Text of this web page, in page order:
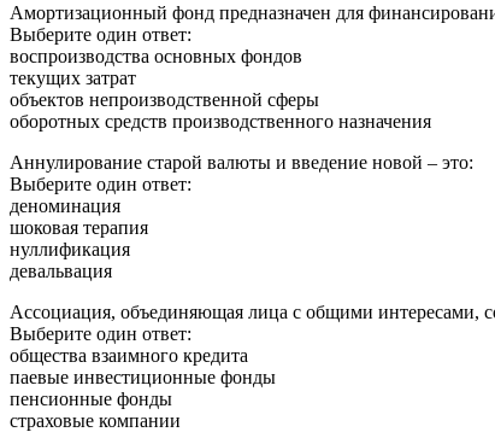
Амортизационный фонд предназначен для
Выберите один ответ:
воспроизводства основных фондов
текущих затрат
объектов непроизводственной сферы
оборотных средств производственного назначения
Аннулирование старой валюты и введение новой – это:
Выберите один ответ:
деноминация
шоковая терапия
нуллификация
девальвация
Ассоциация, объединяющая лица с общими интересами,
Выберите один ответ:
общества взаимного кредита
паевые инвестиционные фонды
пенсионные фонды
страховые компании